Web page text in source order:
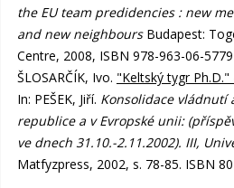
the EU team predidencies : new
and new neighboursBudapest:
Centre, 2008, ISBN 978-963-06-
ŠLOSARČÍK, Ivo. "Keltský tygr
In: PEŠEK, Jiří. Konsolidace vládnutí
republice a v Evropské unii:
ve dnech 31.10.-2.11.2002). III,
Matfyzpress, 2002, s. 78-85. ISBN